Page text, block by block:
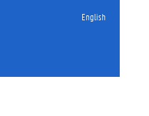
English